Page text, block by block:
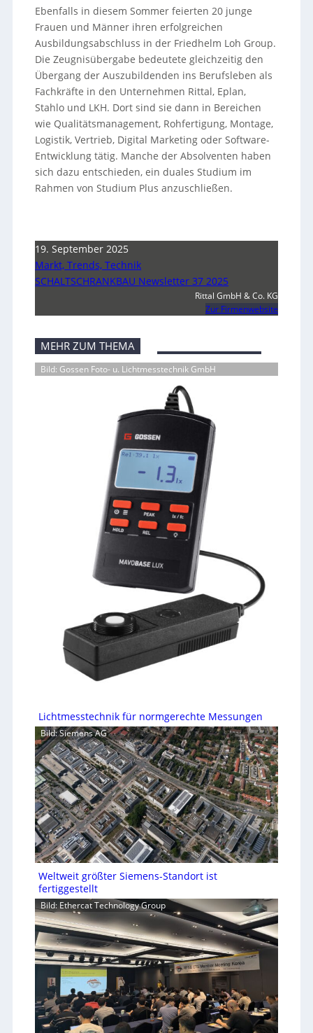
Ebenfalls in diesem Sommer feierten 20 junge
Frauen und Männer ihren erfolgreichen
Ausbildungsabschluss in der Friedhelm Loh Group.
Die Zeugnisübergabe bedeutete gleichzeitig den
Übergang der Auszubildenden ins Berufsleben als
Fachkräfte in den Unternehmen Rittal, Eplan,
Stahlo und LKH. Dort sind sie dann in Bereichen
wie Qualitätsmanagement, Rohfertigung, Montage,
Logistik, Vertrieb, Digital Marketing oder Software-
Entwicklung tätig. Manche der Absolventen haben
sich dazu entschieden, ein duales Studium im
Rahmen von Studium Plus anzuschließen.
19. September 2025
Markt, Trends, Technik
SCHALTSCHRANKBAU Newsletter 37 2025
Rittal GmbH & Co. KG
Zur Firmenwebsite
MEHR ZUM THEMA
Bild: Gossen Foto- u. Lichtmesstechnik GmbH
Lichtmesstechnik für normgerechte Messungen
Bild: Siemens AG
Weltweit größter Siemens-Standort ist
fertiggestellt
Bild: Ethercat Technology Group